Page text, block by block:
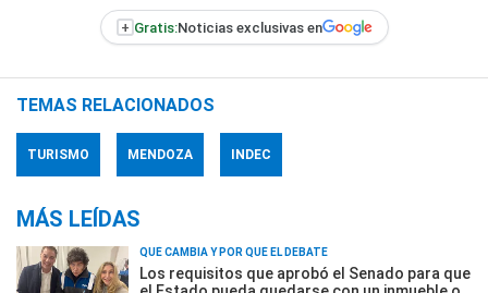
+ Gratis:Noticias exclusivas en
TEMAS RELACIONADOS
TURISMO MENDOZA INDEC
MÁS LEÍDAS
QUÉ CAMBIA Y POR QUÉ EL DEBATE
Los requisitos que aprobó el Senado para que